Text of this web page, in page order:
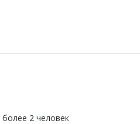
2 человек